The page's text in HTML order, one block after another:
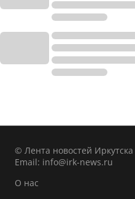
© Лента новостей Иркутска
Email: info@irk-news.ru
О нас